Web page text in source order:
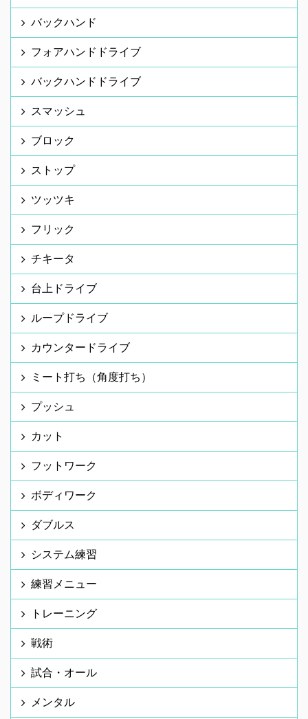
バックハンド
フォアハンドドライブ
バックハンドドライブ
スマッシュ
ブロック
ストップ
ツッツキ
フリック
チキータ
台上ドライブ
ループドライブ
カウンタードライブ
ミート打ち（角度打ち）
プッシュ
カット
フットワーク
ボディワーク
ダブルス
システム練習
練習メニュー
トレーニング
戦術
試合・オール
メンタル